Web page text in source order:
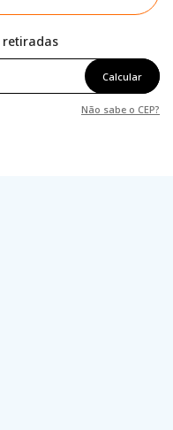
retiradas
Calcular
Não sabe o CEP?